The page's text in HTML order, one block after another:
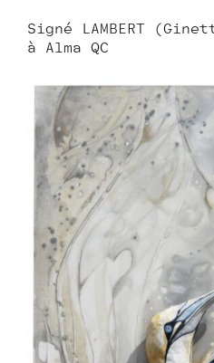
Signé LAMBERT
à Alma QC